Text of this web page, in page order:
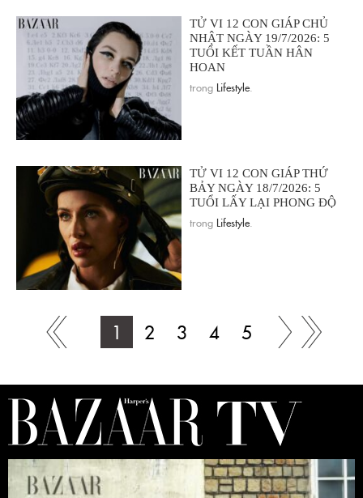
TỬ VI 12 CON GIÁP CHỦ
NHẬT NGÀY 19/7/2026: 5
TUỔI KẾT TUẦN HÂN
HOAN
trong Lifestyle
TỬ VI 12 CON GIÁP THỨ
BẢY NGÀY 18/7/2026: 5
TUỔI LẤY LẠI PHONG ĐỘ
trong Lifestyle
1 2 3 4 5